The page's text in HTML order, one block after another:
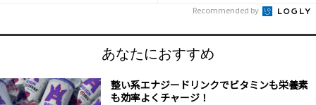
Recommended by
あなたにおすすめ
整い系エナジードリンクでビタミンも栄養素
も効率よくチャージ！